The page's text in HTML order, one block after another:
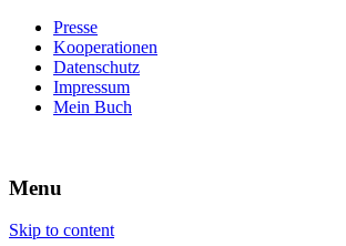
Presse
Kooperationen
Datenschutz
Impressum
Mein Buch
Villa König
Menu
Skip to content